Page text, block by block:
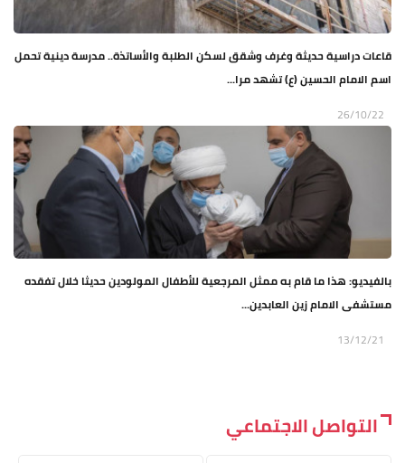
قاعات دراسية حديثة وغرف وشقق لسكن الطلبة والأساتذة.. مدرسة دينية تحمل
اسم الامام الحسين (ع) تشهد مرا...
26/10/22
بالفيديو: هذا ما قام به ممثل المرجعية للأطفال المولودين حديثا خلال تفقده
مستشفى الامام زين العابدين...
13/12/21
التواصل الاجتماعي